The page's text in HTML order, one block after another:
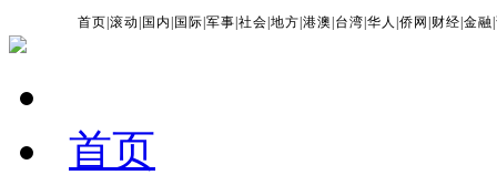
首页 |滚动 国内 国际 |军事 |社会 |地方 |港澳 台湾 |华人 |侨网 财经 |金融 |
首页